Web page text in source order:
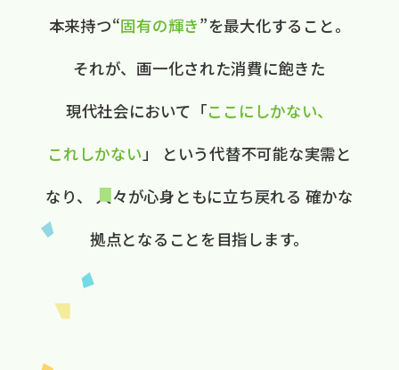
本来持つ“固有の​輝き”を​最大化する​こと。
それが、​画一化された​消費に​飽きた​
現代社会に​おいて ​「ここに​しかない、​
これしかない 」
と​いう​代替不可能な​実需と​
なり、
人々が​心身ともに​立ち戻れる 確かな​
拠点と​なる​ことを​目指します。​